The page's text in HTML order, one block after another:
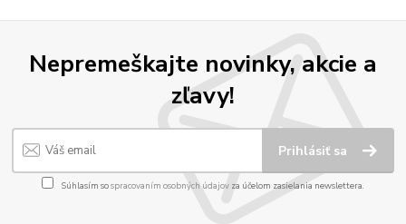
Nepremeškajte novinky, akcie a
zľavy!
Prihlásiť sa
Súhlasím sospracovaním osobných údajov za účelom zasielania newslettera.